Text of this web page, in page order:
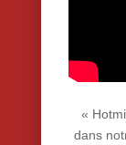
«
dans